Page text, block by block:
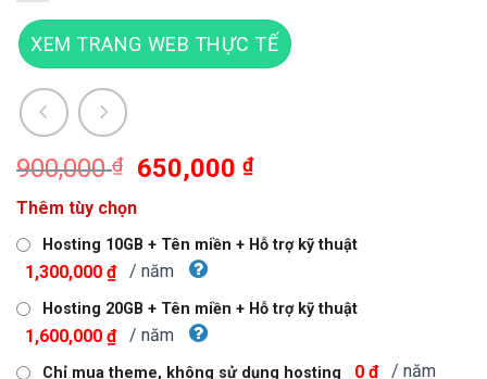
XEM TRANG WEB THỰC TẾ
900,000₫
Giá
là:
900,000 ₫.
650,000₫Giá
là:
Thêm tùy chọn
Hosting 10GB + Tên miền + Hỗ trợ kỹ thuật
1,300,000 ₫ / năm
Hosting 20GB + Tên miền + Hỗ trợ kỹ thuật
1,600,000 ₫ / năm
Chỉ mua theme, không sử dụng hosting 0 ₫ / năm